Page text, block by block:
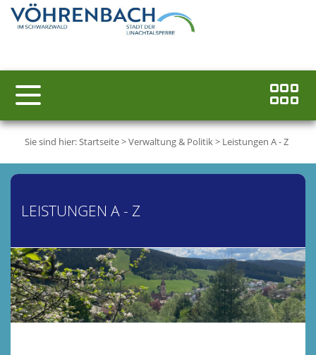
Sie sind hier:Startseite>Verwaltung & Politik> Leistungen A - Z
LEISTUNGEN A - Z